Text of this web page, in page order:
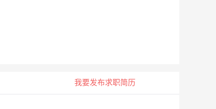
我要发布求职简历